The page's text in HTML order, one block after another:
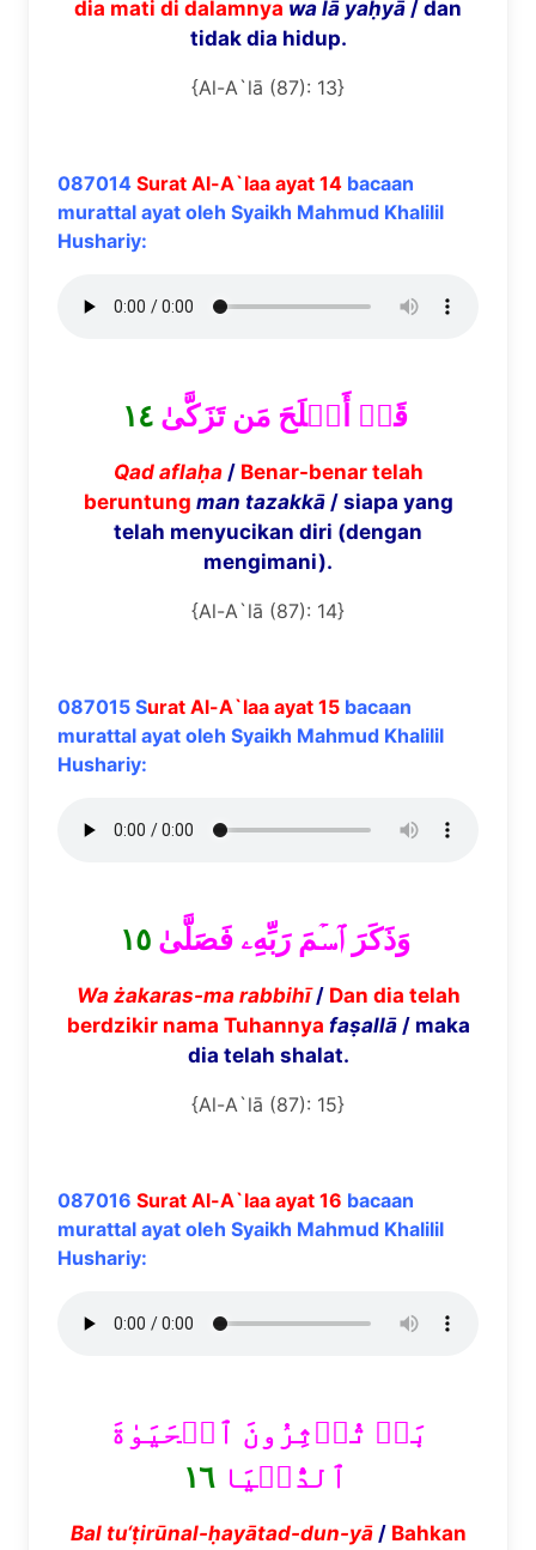
dia mati di dalamnya wa lā yaḥyā / dan
tidak dia hidup.
{Al-A`lā (87): 13}
087014 Surat Al-A`laa ayat 14 bacaan
murattal ayat oleh Syaikh Mahmud Khalilil
Hushariy:
قَدۡ أَفۡلَحَ مَن تَزَكَّىٰ١٤
Qad aflaḥa/ Benar-benar telah
beruntung man tazakkā/ siapa yang
telah menyucikan diri (dengan
mengimani).
{Al-A`lā (87): 14}
087015 Surat Al-A`laa ayat 15 bacaan
murattal ayat oleh Syaikh Mahmud Khalilil
Hushariy:
وَذَكَرَ ٱسۡمَ رَبِّهِۦ فَصَلَّىٰ١٥
Wa żakaras-ma rabbihī/ Dan dia telah
berdzikir nama Tuhannya faṣallā/ maka
dia telah shalat.
{Al-A`lā (87): 15}
087016 Surat Al-A`laa ayat 16 bacaan
murattal ayat oleh Syaikh Mahmud Khalilil
Hushariy:
بَلۡ تُؤۡثِرُونَ ٱلۡحَيَوٰةَ
ٱلدُّنۡيَا١٦
Bal tu‘ṭirūnal-ḥayātad-dun-yā/ Bahkan